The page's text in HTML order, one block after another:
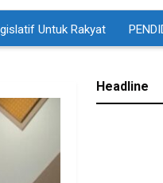
Untuk Rakyat
Headline